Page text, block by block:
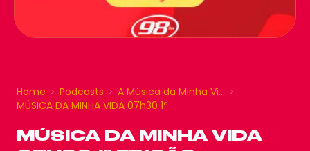
Home Podcasts
A Música da Minha Vi…
MÚSICA DA MINHA VIDA 07h30 1ª …
MÚSICA DA MINHA VIDA